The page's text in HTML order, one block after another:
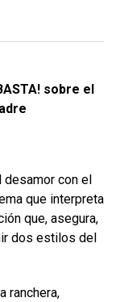
sobre el
desamor con el
que interpreta
que, asegura,
dos estilos del
ranchera,